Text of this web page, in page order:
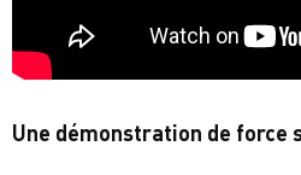
Une démonstration de force